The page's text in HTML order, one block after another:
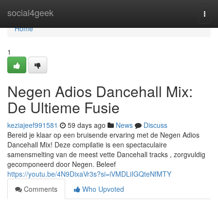
social4geek
Home
Home
1
Negen Adios Dancehall Mix:
De Ultieme Fusie
keziajeef991581 59 days ago News
Discuss
Bereid je klaar op een bruisende ervaring met de Negen Adios
Dancehall Mix! Deze compilatie is een spectaculaire
samensmelting van de meest vette Dancehall tracks , zorgvuldig
gecomponeerd door Negen. Beleef
https://youtu.be/4N9DixaVr3s?si=iVMDLiIGQteNfMTY
Comments
Who Upvoted